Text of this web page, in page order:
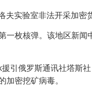
实验室非法开采加密
枚核弹。该地区新闻
引俄罗斯通讯社塔斯
加密挖矿病毒。